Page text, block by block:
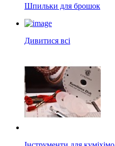
Шпильки для брошок
Дивитися всі